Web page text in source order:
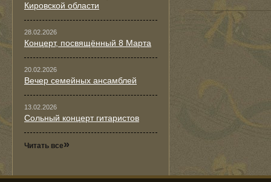
Кировской области
28.02.2026
Концерт, посвящённый 8 Марта
20.02.2026
Вечер семейных ансамблей
13.02.2026
Сольный концерт гитаристов
Читать все»